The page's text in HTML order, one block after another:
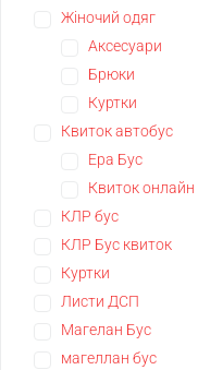
Жіночий одяг
Аксесуари
Брюки
Куртки
Квиток автобус
Ера Бус
Квиток онлайн
КЛР бус
КЛР Бус квиток
Куртки
Листи ДСП
Магелан Бус
магеллан бус